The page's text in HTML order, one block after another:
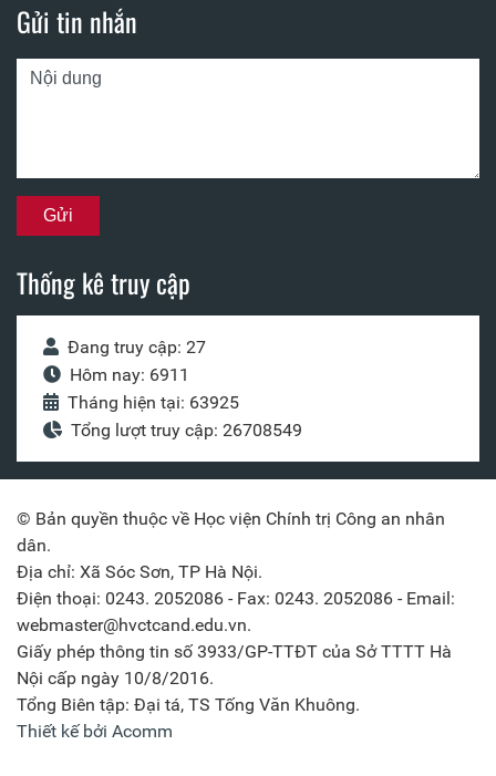
Gửi tin nhắn
Thống kê truy cập
Đang truy cập: 27
Hôm nay: 6911
Tháng hiện tại: 63925
Tổng lượt truy cập: 26708549
© Bản quyền thuộc về Học viện Chính trị Công an nhân
dân.
Địa chỉ: Xã Sóc Sơn, TP Hà Nội.
Điện thoại: 0243. 2052086 - Fax: 0243. 2052086 - Email:
webmaster@hvctcand.edu.vn.
Giấy phép thông tin số 3933/GP-TTĐT của Sở TTTT Hà
Nội cấp ngày 10/8/2016.
Tổng Biên tập: Đại tá, TS Tống Văn Khuông.
Thiết kế bởi Acomm